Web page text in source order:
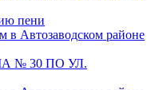
пени
Автозаводском районе
№ 30 ПО УЛ.